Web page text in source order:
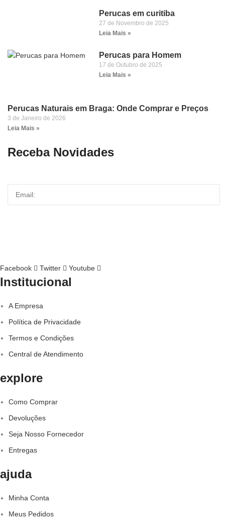
Perucas em curitiba
27 de Novembro de 2025
Leia Mais »
Perucas para Homem
17 de Outubro de 2025
Leia Mais »
Perucas Naturais em Braga: Onde Comprar e Preços
3 de Janeiro de 2026
Leia Mais »
Receba Novidades
Facebook Twitter Youtube
Institucional
A Empresa
Política de Privacidade
Termos e Condições
Central de Atendimento
explore
Como Comprar
Devoluções
Seja Nosso Fornecedor
Entregas
ajuda
Minha Conta
Meus Pedidos